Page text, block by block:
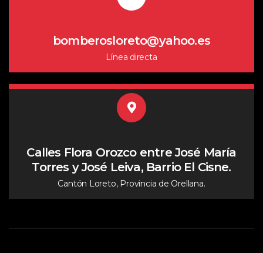
bomberosloreto@yahoo.es
Línea directa
Calles Flora Orozco entre José María
Torres y José Leiva, Barrio El Cisne.
Cantón Loreto, Provincia de Orellana.